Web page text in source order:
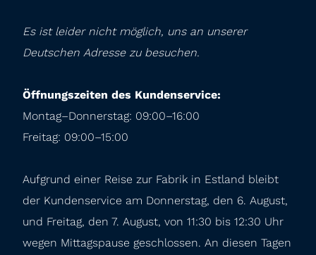
Es ist leider nicht möglich, uns an unserer
Deutschen Adresse zu besuchen.
Öffnungszeiten des Kundenservice:
Montag–Donnerstag: 09:00–16:00
Freitag: 09:00–15:00
Aufgrund einer Reise zur Fabrik in Estland bleibt
der Kundenservice am Donnerstag, den 6. August,
und Freitag, den 7. August, von 11:30 bis 12:30 Uhr
wegen Mittagspause geschlossen. An diesen Tagen